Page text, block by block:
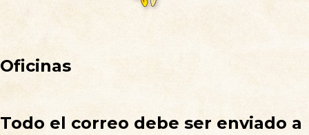
Oficinas
Todo el correo debe ser enviado a